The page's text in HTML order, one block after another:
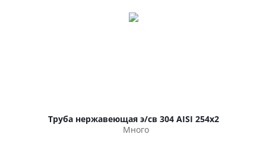
Труба нержавеющая э/св 304 AISI 254х2
Много